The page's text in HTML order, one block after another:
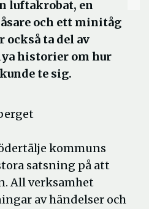
luftakrobat, en
och ett minitåg
också ta del av
historier om hur
te sig.
kommuns
satsning på att
All verksamhet
av händelser och